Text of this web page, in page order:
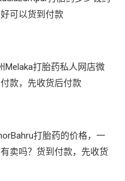
可以货到付款
Melaka打胎药私人网店微
款，先收货后付款
打胎药的价格，一
卖吗？货到付款，先收货